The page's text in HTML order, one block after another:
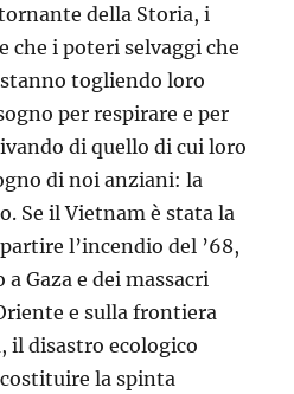
della Storia, i
che i poteri selvaggi che
togliendo loro
per respirare e per
di quello di cui loro
di noi anziani: la
Se il Vietnam è stata la
l’incendio del ’68,
Gaza e dei massacri
e sulla frontiera
il disastro ecologico
la spinta